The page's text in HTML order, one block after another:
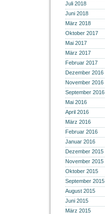
Juli 2018
Juni 2018
März 2018
Oktober 2017
Mai 2017
März 2017
Februar 2017
Dezember 2016
November 2016
September 2016
Mai 2016
April 2016
März 2016
Februar 2016
Januar 2016
Dezember 2015
November 2015
Oktober 2015
September 2015
August 2015
Juni 2015
März 2015